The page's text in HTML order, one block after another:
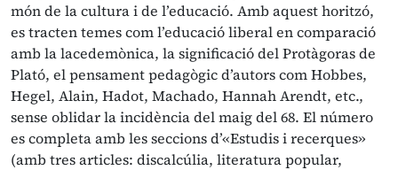
món de la cultura i de l’educació. Amb aquest horitzó,
es tracten temes com l’educació liberal en comparació
amb la lacedemònica, la significació del Protàgoras de
Plató, el pensament pedagògic d’autors com Hobbes,
Hegel, Alain, Hadot, Machado, Hannah Arendt, etc.,
sense oblidar la incidència del maig del 68. El número
es completa amb les seccions d’«Estudis i recerques»
(amb tres articles: discalcúlia, literatura popular,